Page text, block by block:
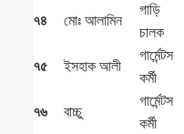
৭৪ মোঃ আলামিন
গাড়ি
চালক
৭৫ ইসহাক আলী
গার্মেন্টস
কর্মী
৭৬ বাচ্চু
গার্মেন্টস
কর্মী